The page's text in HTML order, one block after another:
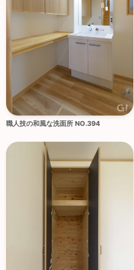
職人技の和風な洗面所 NO.394